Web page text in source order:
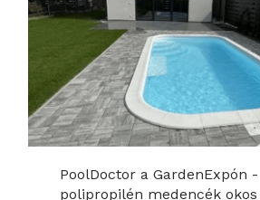
PoolDoctor a GardenExpón
polipropilén medencék okos